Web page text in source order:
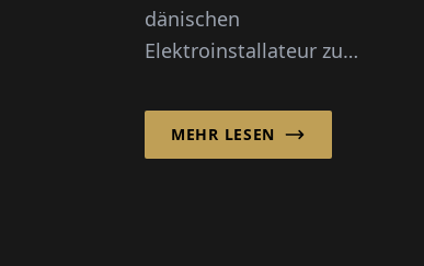
Energiesystemen
dänischen
Elektroinstallateur zu
Spezialisten für
Gebäudemanagementsysteme,
MEHR LESEN